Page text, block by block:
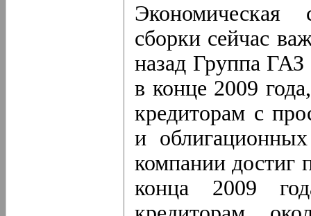
Экономическая
сборки сейчас
назад Группа ГАЗ
в конце 2009
кредиторам с
и
компании достиг
конца 2009